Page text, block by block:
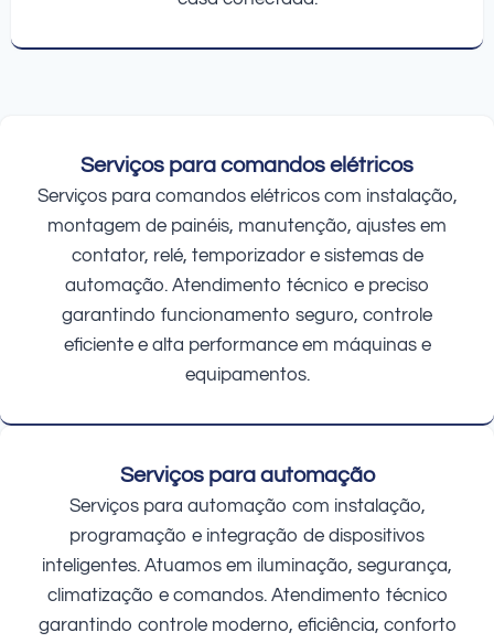
Serviços para comandos elétricos
Serviços para comandos elétricos com instalação,
montagem de painéis, manutenção, ajustes em
contator, relé, temporizador e sistemas de
automação. Atendimento técnico e preciso
garantindo funcionamento seguro, controle
eficiente e alta performance em máquinas e
equipamentos.
Serviços para automação
Serviços para automação com instalação,
programação e integração de dispositivos
inteligentes. Atuamos em iluminação, segurança,
climatização e comandos. Atendimento técnico
garantindo controle moderno, eficiência, conforto